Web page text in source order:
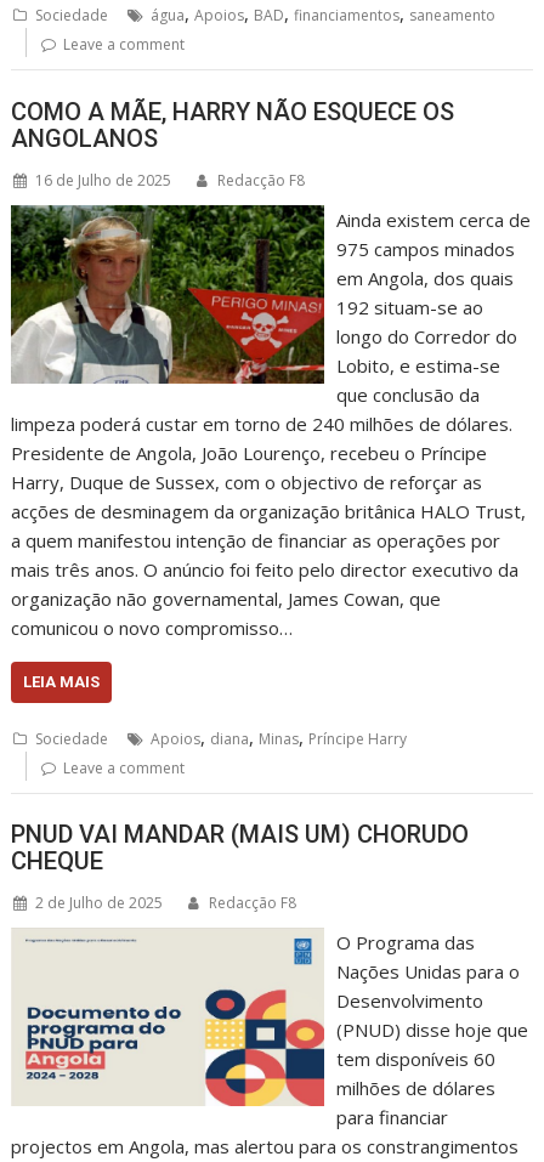
Sociedade água,Apoios, BAD,financiamentos, saneamento
Leave a comment
COMO A MÃE, HARRY NÃO ESQUECE OS
ANGOLANOS
16 de Julho de 2025 Redacção F8
Ainda existem cerca de
975 campos minados
em Angola, dos quais
192 situam-se ao
longo do Corredor do
Lobito, e estima-se
que conclusão da
limpeza poderá custar em torno de 240 milhões de dólares.
Presidente de Angola, João Lourenço, recebeu o Príncipe
Harry, Duque de Sussex, com o objectivo de reforçar as
acções de desminagem da organização britânica HALO Trust,
a quem manifestou intenção de financiar as operações por
mais três anos. O anúncio foi feito pelo director executivo da
organização não governamental, James Cowan, que
comunicou o novo compromisso…
LEIA MAIS
Sociedade Apoios, diana, Minas, Príncipe Harry
Leave a comment
PNUD VAI MANDAR (MAIS UM) CHORUDO
CHEQUE
2 de Julho de 2025 Redacção F8
O Programa das
Nações Unidas para o
Desenvolvimento
(PNUD) disse hoje que
tem disponíveis 60
milhões de dólares
para financiar
projectos em Angola, mas alertou para os constrangimentos